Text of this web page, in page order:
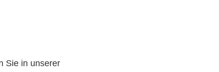
Sie in unserer